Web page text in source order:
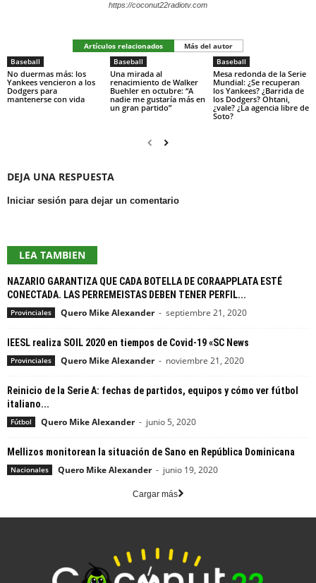
https://coconut22radiotv.com
Artículos relacionados
Más del autor
Baseball
No duermas más: los
Yankees vencieron a los
Dodgers para
mantenerse con vida
Baseball
Una mirada al
renacimiento de Walker
Buehler en octubre: “A
nadie me gustaría más en
un gran partido”
Baseball
Mesa redonda de la Serie
Mundial: ¿Se recuperan
los Yankees? ¿Barrida de
los Dodgers? Ohtani,
¿vale? ¿La agencia libre de
Soto?
DEJA UNA RESPUESTA
Iniciar sesión para dejar un comentario
LEA TAMBIEN
NAZARIO GARANTIZA QUE CADA BOTELLA DE CORAAPPLATA ESTÉ
CONECTADA. LAS PERREMEISTAS DEBEN TENER PERFIL...
Provinciales Quero Mike Alexander - septiembre 21, 2020
IEESL realiza SOIL 2020 en tiempos de Covid-19 «SC News
Provinciales Quero Mike Alexander - noviembre 21, 2020
Reinicio de la Serie A: fechas de partidos, equipos y cómo ver fútbol
italiano...
Fútbol Quero Mike Alexander - junio 5, 2020
Mellizos monitorean la situación de Sano en República Dominicana
Nacionales Quero Mike Alexander - junio 19, 2020
Cargar más